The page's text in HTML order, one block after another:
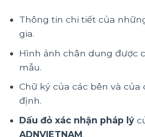
Thông tin chi tiết của
gia.
Hình ảnh chân dung được
mẫu.
Chữ ký của các bên và của
định.
Dấu đỏ xác nhận pháp lý
ADNVIETNAM.